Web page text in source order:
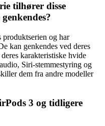
tilhører disse
og har
kan genkendes ved deres
karakteristiske hvide
Siri-stemmestyring og
dem fra andre modeller
3 og tidligere